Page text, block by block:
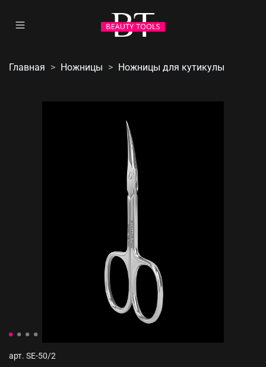
Главная Ножницы Ножницы для кутикулы
арт. SE-50/2